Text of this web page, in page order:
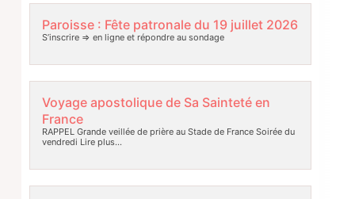
Paroisse : Fête patronale du 19 juillet 2026
S’inscrire => en ligne et répondre au sondage
Voyage apostolique de Sa Sainteté en
France
RAPPEL Grande veillée de prière au Stade de France Soirée du
vendredi Lire plus…